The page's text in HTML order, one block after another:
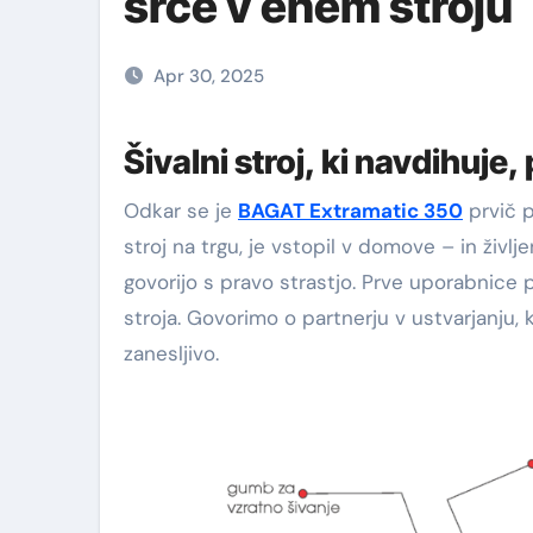
Apr 30, 2025
Šivalni stroj, ki navdihuje,
Odkar se je BAGAT Extramatic 350 prvič
stroj na trgu, je vstopil v domove – in
govorijo s pravo strastjo. Prve uporabnice
stroja. Govorimo o partnerju v
zanesljivo.